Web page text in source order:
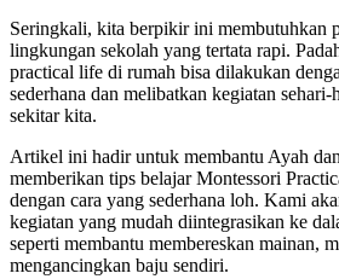
Seringkali, kita berpikir ini membutuhkan
lingkungan sekolah yang tertata rapi.
practical life di rumah bisa dilakukan
sederhana dan melibatkan kegiatan
sekitar kita.
Artikel ini hadir untuk membantu Ayah
memberikan tips belajar Montessori
dengan cara yang sederhana loh. Kami
kegiatan yang mudah diintegrasikan ke
seperti membantu membereskan mainan,
mengancingkan baju sendiri.